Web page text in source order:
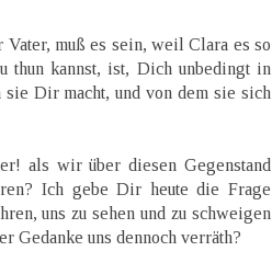
muß es sein, weil Clara es so
thun kannst, ist, Dich unbedingt in
sie Dir macht, und von dem sie sich
als wir über diesen Gegenstand
Ich gebe Dir heute die Frage
uns zu sehen und zu schweigen
Gedanke uns dennoch verräth?